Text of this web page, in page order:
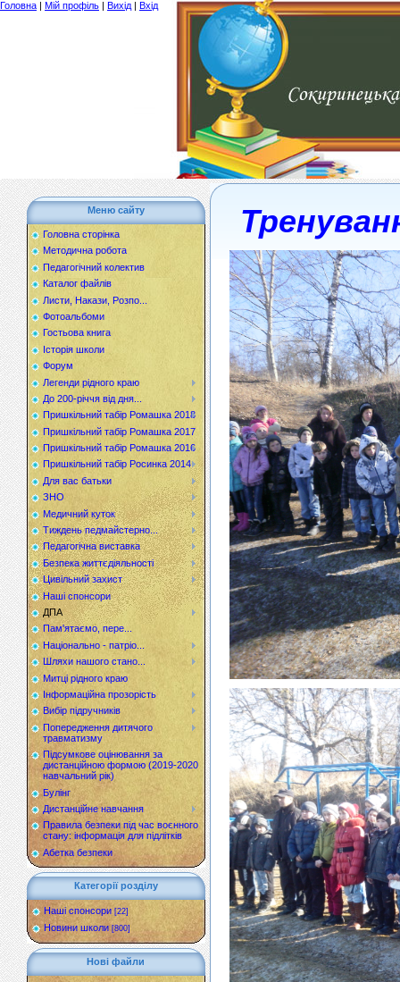
Головна | Мій профіль | Вихід | Вхід
Меню сайту
Головна сторінка
Методична робота
Педагогічний колектив
Каталог файлів
Листи, Накази, Розпо...
Фотоальбоми
Гостьова книга
Історія школи
Форум
Легенди рідного краю
До 200-річчя від дня...
Пришкільний табір Ромашка 2018
Пришкільний табір Ромашка 2017
Пришкільний табір Ромашка 2016
Пришкільний табір Росинка 2014
Для вас батьки
ЗНО
Медичний куток
Тиждень педмайстерно...
Педагогічна виставка
Безпека життєдіяльності
Цивільний захист
Наші спонсори
ДПА
Пам'ятаємо, пере...
Національно - патріо...
Шляхи нашого стано...
Митці рідного краю
Інформаційна прозорість
Вибір підручників
Попередження дитячого
травматизму
Підсумкове оцінювання за
дистанційною формою (2019-2020
навчальний рік)
Булінг
Дистанційне навчання
Правила безпеки під час воєнного
стану: інформація для підлітків
Абетка безпеки
Категорії розділу
Наші спонсори [22]
Новини школи [800]
Нові файли